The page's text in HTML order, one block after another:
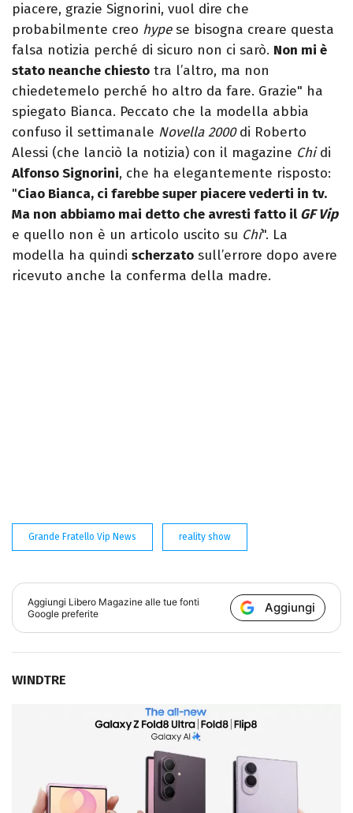
piacere, grazie Signorini, vuol dire che
probabilmente creo hypese bisogna creare questa
falsa notizia perché di sicuro non ci sarò. Non mi è
stato neanche chiesto tra l’altro, ma non
chiedetemelo perché ho altro da fare. Grazie" ha
spiegato Bianca. Peccato che la modella abbia
confuso il settimanale Novella 2000di Roberto
Alessi (che lanciò la notizia) con il magazine Chidi
Alfonso Signorini, che ha elegantemente risposto:
"Ciao Bianca, ci farebbe super piacere vederti in tv.
Ma non abbiamo mai detto che avresti fatto il GF Vip
e quello non è un articolo uscito su Chi". La
modella ha quindi scherzato sull’errore dopo avere
ricevuto anche la conferma della madre.
Grande Fratello Vip News reality show
Aggiungi Libero Magazine alle tue fonti
Google preferite
Aggiungi
WINDTRE